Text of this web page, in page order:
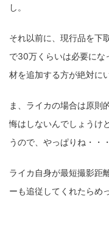
し。
それ以前に、現行品を下
で30万くらいは必要にな
材を追加する方が絶対に
ま、ライカの場合は原則
悔はしないんでしょうけ
うので、やっぱりね・・・
ライカ自身が最短撮影距
ーも追従してくれたらめ